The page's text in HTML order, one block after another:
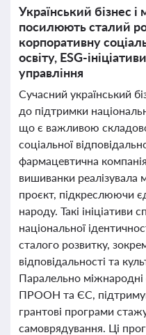
Український бізнес
посилюють сталий
корпоративну
освіту, ESG-
управління
Сучасний український
до підтримки
що є важливою
соціальної
фармацевтична
вишиванки реалізувала
проєкт, підкреслюючи
народу. Такі
національної
сталого розвитку,
відповідальності та
Паралельно міжнародні
ПРООН та ЄС,
грантові програми
самоврядування. Ці